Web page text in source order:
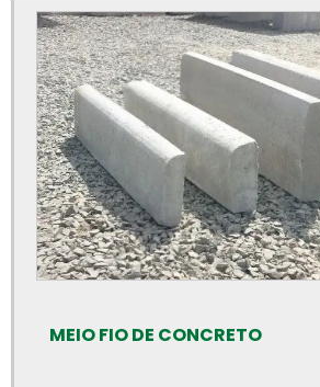
Bloco intertravado
Blocos para calçada preço
Blocos para calçada
Blocos para calçamento
Blocos de concreto 14x19x39 fábrica
Blocos de concreto 14x19x39 preço
Blocos de concreto 14x19x39cm
Blocos de concreto para calçada
Blocos de concreto rs preço
MEIO FIO DE CONCRETO